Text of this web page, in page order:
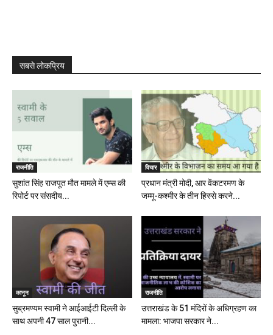
सबसे लोकप्रिय
राजनीति
सुशांत सिंह राजपूत मौत मामले में एम्स की
रिपोर्ट पर संसदीय...
विचार
प्रधान मंत्री मोदी, आर वेंकटरमण के
जम्मू-कश्मीर के तीन हिस्से करने...
कानून
सुब्रमण्यम स्वामी ने आईआईटी दिल्ली के
साथ अपनी 47 साल पुरानी...
राजनीति
उत्तराखंड के 51 मंदिरों के अधिग्रहण का
मामला: भाजपा सरकार ने...